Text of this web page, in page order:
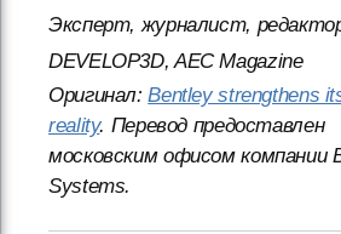
Эксперт, журналист,
DEVELOP3D, AEC Magazine
Оригинал:Bentley strengthens
reality. Перевод предоставлен
московским офисом компании
Systems.